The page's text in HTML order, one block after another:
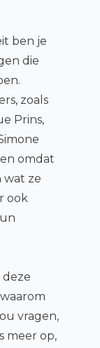
ben je
die
zoals
Prins,
omdat
wat ze
ook
deze
vragen,
meer op,